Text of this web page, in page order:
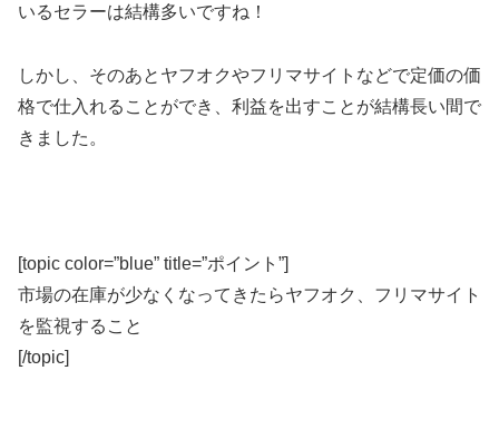
いるセラーは結構多いですね！
しかし、そのあとヤフオクやフリマサイトなどで定価の価
格で仕入れることができ、利益を出すことが結構長い間で
きました。
[topic color=”blue” title=”ポイント”]
市場の在庫が少なくなってきたらヤフオク、フリマサイト
を監視すること
[/topic]